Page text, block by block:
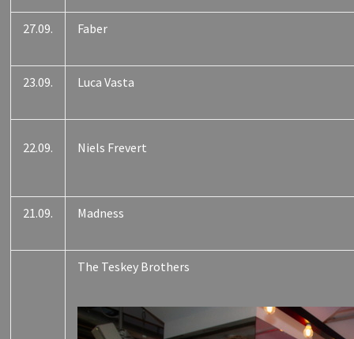
27.09. Faber
23.09. Luca Vasta
22.09. Niels Frevert
21.09. Madness
The Teskey Brothers